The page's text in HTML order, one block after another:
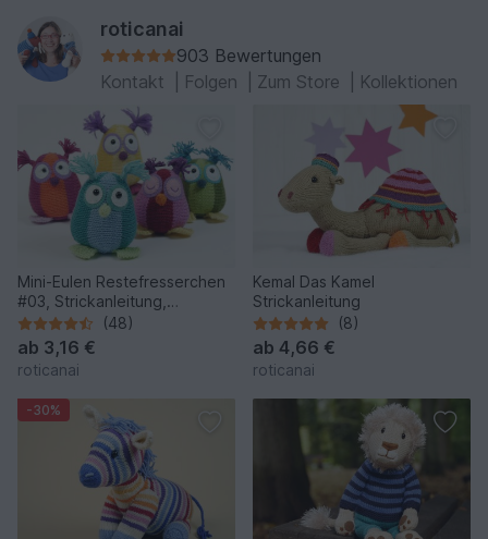
roticanai
903 Bewertungen
Kontakt
Folgen Zum Store Kollektionen
Mini-Eulen Restefresserchen
#03, Strickanleitung,
Wollreste
(48)
ab 3,16 €
roticanai
Kemal Das Kamel
Strickanleitung
(8)
ab 4,66 €
roticanai
-30%